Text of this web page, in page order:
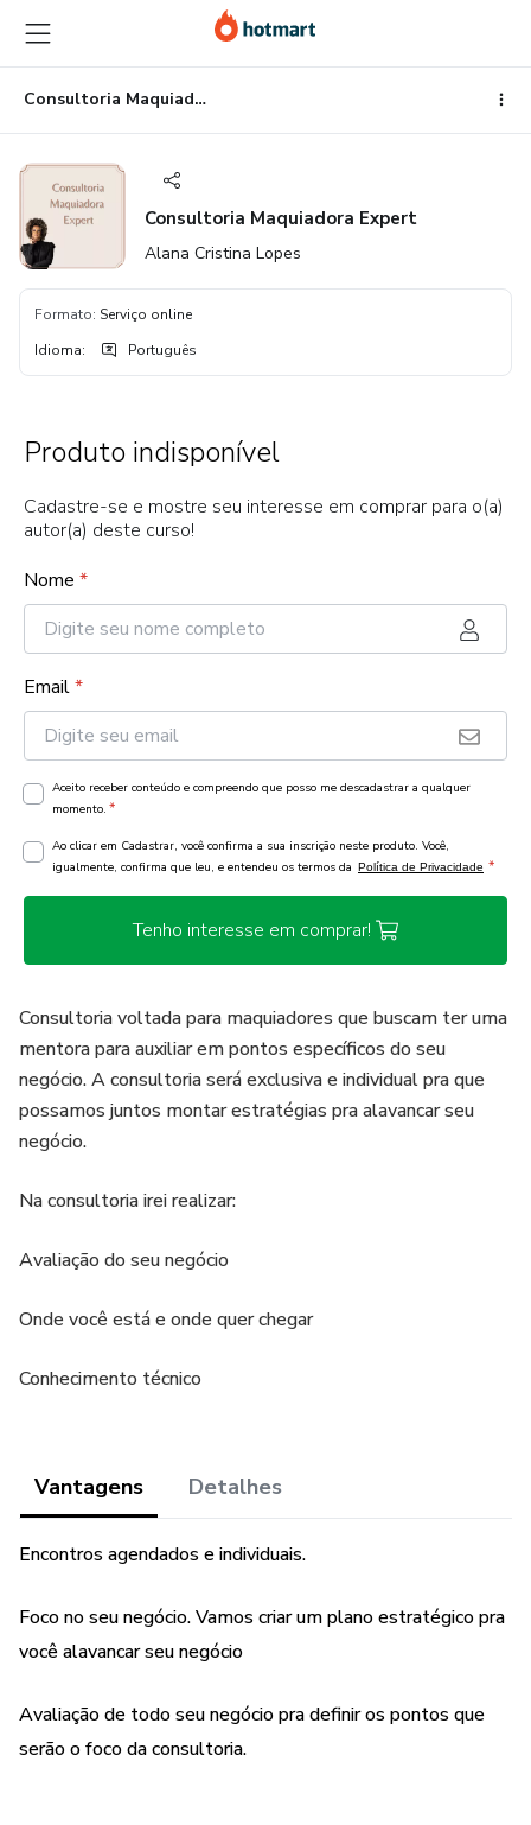
para
o
conteúdo
principal
para
o
pagamento
para
o
rodapé
Consultoria Maquiadora Expert
Consultoria Maquiadora Expert
Alana Cristina Lopes
Formato: Serviço online
Idioma: Português
Produto indisponível
Cadastre-se e mostre seu interesse em comprar para o(a)
autor(a) deste curso!
Nome *
Email*
Aceito receber conteúdo e compreendo que posso me descadastrar a qualquer
momento. *
Ao clicar em Cadastrar, você confirma a sua inscrição neste produto. Você,
igualmente, confirma que leu, e entendeu os termos da Política de Privacidade *
Tenho interesse em comprar!
Consultoria voltada para maquiadores que buscam ter uma
mentora para auxiliar em pontos específicos do seu
negócio. A consultoria será exclusiva e individual pra que
possamos juntos montar estratégias pra alavancar seu
negócio.
Na consultoria irei realizar:
Avaliação do seu negócio
Onde você está e onde quer chegar
Conhecimento técnico
Vantagens Detalhes
Encontros agendados e individuais.
Foco no seu negócio. Vamos criar um plano estratégico pra
você alavancar seu negócio
Avaliação de todo seu negócio pra definir os pontos que
serão o foco da consultoria.